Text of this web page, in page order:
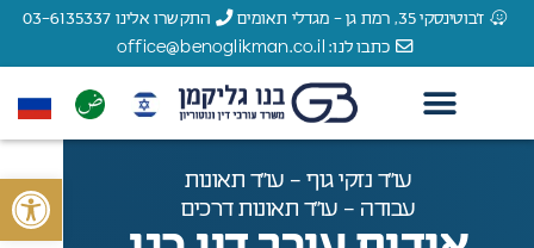
ז'בוטינסקי 35, רמת גן - מגדלי תאומים
התקשרו אלינו 03-6135337
כתבו לנו: office@benoglikman.co.il
עו״ד נזקי גוף - עו״ד תאונות
עבודה - עו״ד תאונות דרכים
פתח